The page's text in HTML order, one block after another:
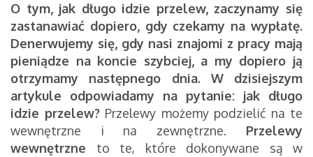
O tym, jak długo idzie przelew, zaczynamy się
zastanawiać dopiero, gdy czekamy na wypłatę.
Denerwujemy się, gdy nasi znajomi z pracy mają
pieniądze na koncie szybciej, a my dopiero ją
otrzymamy następnego dnia. W dzisiejszym
artykule odpowiadamy na pytanie: jak długo
idzie przelew? Przelewy możemy podzielić na te
wewnętrzne i na zewnętrzne. Przelewy
wewnętrzne to te, które dokonywane są w